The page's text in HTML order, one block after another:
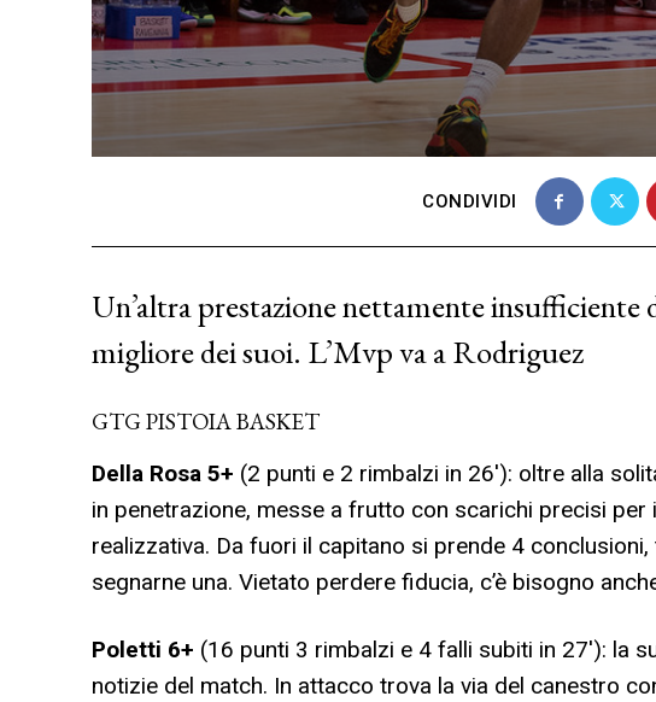
CONDIVIDI
Un’altra prestazione nettamente
migliore dei suoi. L’Mvp va a Rodriguez
GTG PISTOIA BASKET
Della Rosa 5+ (2 punti e 2 rimbalzi in 26′): oltre alla
in penetrazione, messe a frutto con scarichi precisi per
realizzativa. Da fuori il capitano si prende 4
segnarne una. Vietato perdere fiducia, c’è bisogno
Poletti 6+ (16 punti 3 rimbalzi e 4 falli subiti in 27′): la
notizie del match. In attacco trova la via del canestro